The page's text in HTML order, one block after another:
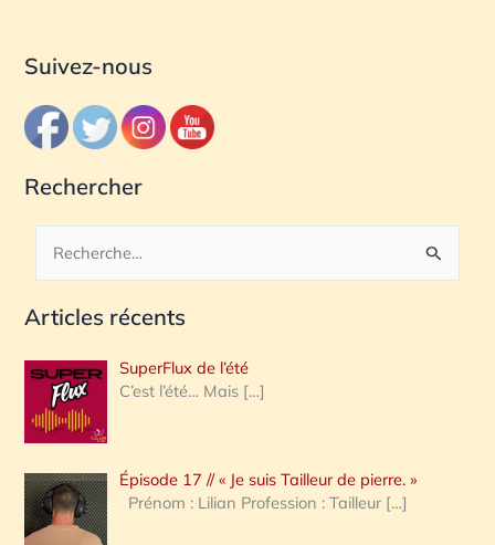
Suivez-nous
Rechercher
c
e
r
c
h
e
Articles récents
SuperFlux de l’été
C’est l’été… Mais […]
Épisode 17 // « Je suis Tailleur de pierre. »
Prénom : Lilian Profession : Tailleur […]